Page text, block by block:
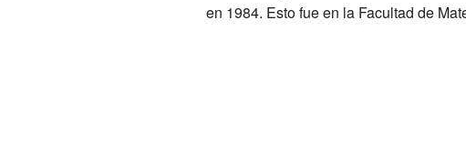
en 1984. Esto fue en la Facultad de